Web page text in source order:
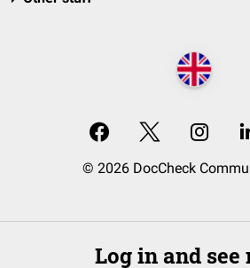
© 2026 DocCheck
Log in and see